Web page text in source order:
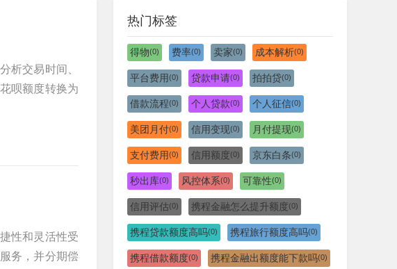
析交易时间、
呗额度转换为
性和灵活性受
务，并分期偿
热门标签
得物(0) 费率(0) 卖家(0) 成本解析(0)
平台费用(0) 贷款申请(0) 拍拍贷(0)
借款流程(0) 个人贷款(0) 个人征信(0)
美团月付(0) 信用变现(0) 月付提现(0)
支付费用(0) 信用额度(0) 京东白条(0)
秒出库(0) 风控体系(0) 可靠性(0)
信用评估(0) 携程金融怎么提升额度(0)
携程贷款额度高吗(0) 携程旅行额度高吗(0)
携程借款额度(0) 携程金融出额度能下款吗(0)